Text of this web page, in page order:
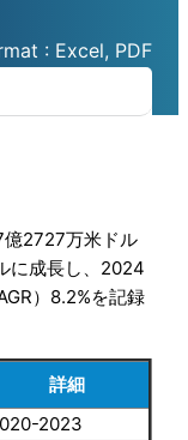
: Excel, PDF
2727万米ドル
に成長し、2024
）8.2%を記録
詳細
2023